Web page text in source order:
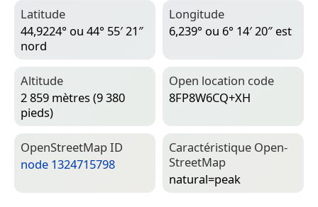
Latitude
44,9224° ou 44° 55′ 21″
nord
Longitude
6,239° ou 6° 14′ 20″ est
Altitude
2 859 mètres (9 380
pieds)
Open location code
8FP8W6CQ+XH
Open­Street­Map ID
node 1324715798
Caractéristique Open­
Street­Map
natural=­peak